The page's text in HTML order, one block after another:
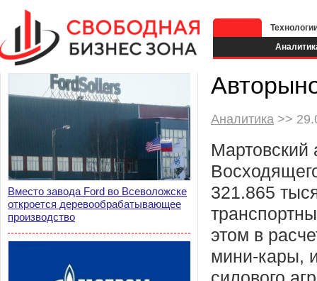
Вместо завода Ford во Всеволожске
откроется деревообрабатывающее
производство
Аналитика >>
Мартовский
321.865
этом в
мини-кары,